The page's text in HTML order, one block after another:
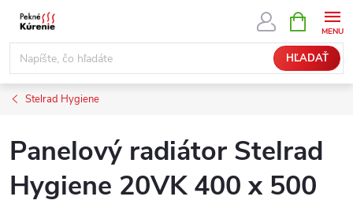
Prejsť
obsah
HĽADAŤ
KOŠÍK
Stelrad Hygiene
Panelový radiátor Stelrad
Hygiene 20VK 400 x 500